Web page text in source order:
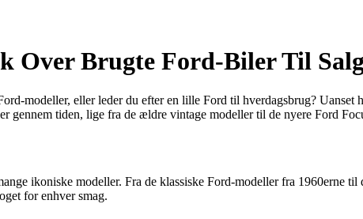
Over Brugte Ford-Biler Til
modeller, eller leder du efter en lille Ford til hverdagsbrug? Uanset
gennem tiden, lige fra de ældre vintage modeller til de nyere Ford
ikoniske modeller. Fra de klassiske Ford-modeller fra 1960erne
for enhver smag.